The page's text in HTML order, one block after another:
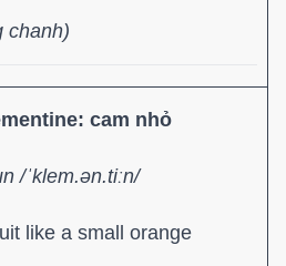
chanh)
cam nhỏ
/ˈklem.ən.tiːn/
like a small orange